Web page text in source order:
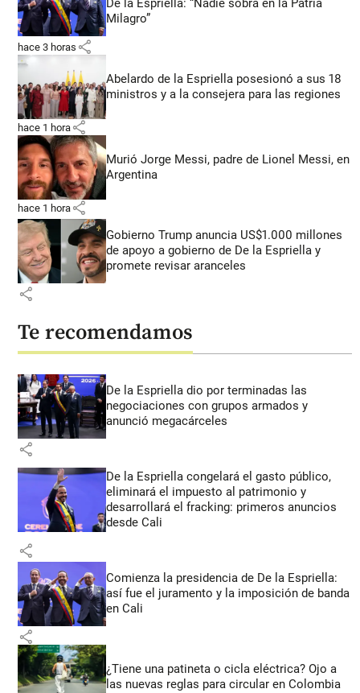
De la Espriella: “Nadie sobra en la Patria
Milagro”
hace 3 horas share
Abelardo de la Espriella posesionó a sus 18
ministros y a la consejera para las regiones
hace 1 hora share
Murió Jorge Messi, padre de Lionel Messi, en
Argentina
hace 1 hora share
Gobierno Trump anuncia US$1.000 millones
de apoyo a gobierno de De la Espriella y
promete revisar aranceles
share
Te recomendamos
De la Espriella dio por terminadas las
negociaciones con grupos armados y
anunció megacárceles
share
De la Espriella congelará el gasto público,
eliminará el impuesto al patrimonio y
desarrollará el fracking: primeros anuncios
desde Cali
share
Comienza la presidencia de De la Espriella:
así fue el juramento y la imposición de banda
en Cali
share
¿Tiene una patineta o cicla eléctrica? Ojo a
las nuevas reglas para circular en Colombia